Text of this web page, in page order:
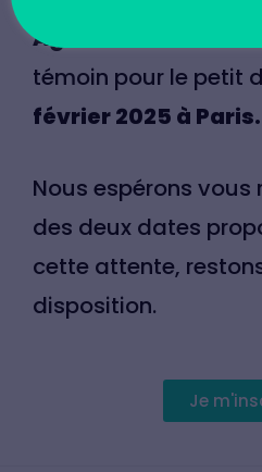
Agricole Assurances
témoin pour le petit
février 2025 à Paris.
Nous espérons vous
des deux dates
cette attente,
disposition.
Je